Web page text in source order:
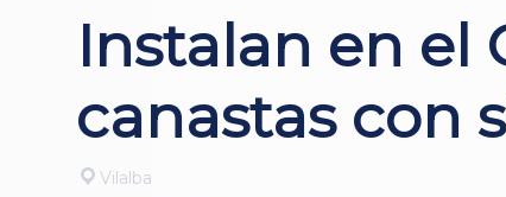
Instalan en el
canastas con
Vilalba